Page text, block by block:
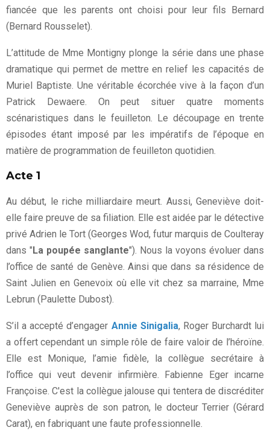
fiancée que les parents ont choisi pour leur fils Bernard
(Bernard Rousselet).
L’attitude de Mme Montigny plonge la série dans une phase
dramatique qui permet de mettre en relief les capacités de
Muriel Baptiste. Une véritable écorchée vive à la façon d’un
Patrick Dewaere. On peut situer quatre moments
scénaristiques dans le feuilleton. Le découpage en trente
épisodes étant imposé par les impératifs de l’époque en
matière de programmation de feuilleton quotidien.
Acte 1
Au début, le riche milliardaire meurt. Aussi, Geneviève doit-
elle faire preuve de sa filiation. Elle est aidée par le détective
privé Adrien le Tort (Georges Wod, futur marquis de Coulteray
dans "La poupée sanglante"). Nous la voyons évoluer dans
l’office de santé de Genève. Ainsi que dans sa résidence de
Saint Julien en Genevoix où elle vit chez sa marraine, Mme
Lebrun (Paulette Dubost).
S’il a accepté d’engager Annie Sinigalia, Roger Burchardt lui
a offert cependant un simple rôle de faire valoir de l’héroïne.
Elle est Monique, l’amie fidèle, la collègue secrétaire à
l’office qui veut devenir infirmière. Fabienne Eger incarne
Françoise. C'est la collègue jalouse qui tentera de discréditer
Geneviève auprès de son patron, le docteur Terrier (Gérard
Carat), en fabriquant une faute professionnelle.